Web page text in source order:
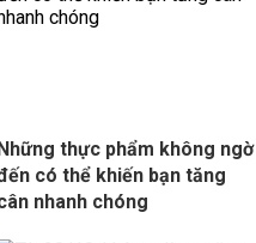
thực phẩm không ngờ
có thể khiến bạn tăng
nhanh chóng